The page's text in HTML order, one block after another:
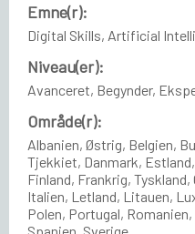
Emne(r):
Digital Skills, Artificial
Niveau(er):
Avanceret, Begynder,
Område(r):
Albanien, Østrig, Belgien,
Tjekkiet, Danmark,
Finland, Frankrig,
Italien, Letland, Litauen,
Polen, Portugal,
Spanien, Sverige